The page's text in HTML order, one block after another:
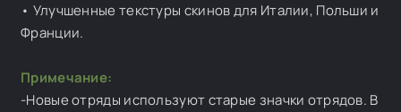
• Улучшенные текстуры скинов для Италии, Польши и
Франции.
Примечание:
-Новые отряды используют старые значки отрядов. В